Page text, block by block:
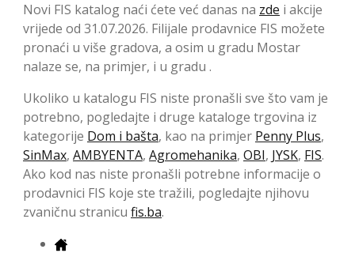
Novi FIS katalog naći ćete već danas na zde i akcije
vrijede od 31.07.2026. Filijale prodavnice FIS možete
pronaći u više gradova, a osim u gradu Mostar
nalaze se, na primjer, i u gradu .
Ukoliko u katalogu FIS niste pronašli sve što vam je
potrebno, pogledajte i druge kataloge trgovina iz
kategorije Dom i bašta, kao na primjer Penny Plus,
SinMax, AMBYENTA, Agromehanika, OBI, JYSK, FIS.
Ako kod nas niste pronašli potrebne informacije o
prodavnici FIS koje ste tražili, pogledajte njihovu
zvaničnu stranicu fis.ba.